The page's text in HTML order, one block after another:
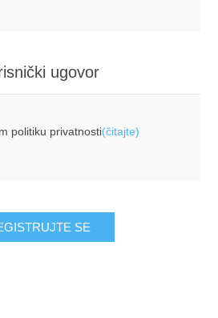
ugovor
politiku privatnosti(čitajte)